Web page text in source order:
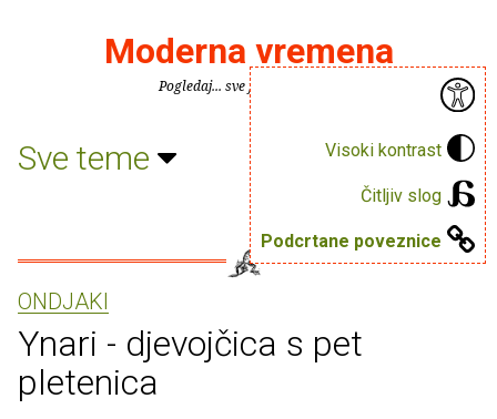
Visoki kontrast
Čitljiv slog
Podcrtane poveznice
Moderna vremena
Pogledaj... sve je puno knjiga.
Sve teme
ONDJAKI
Ynari - djevojčica s pet
pletenica